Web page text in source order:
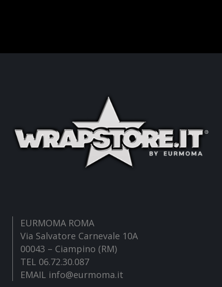
EURMOMA ROMA
Via Salvatore Carnevale 10A
00043 – Ciampino (RM)
TEL 06.72.30.087
EMAIL info@eurmoma.it